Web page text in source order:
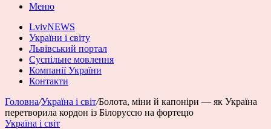
Меню
LvivNEWS
України і світу
Львівський портал
Суспільне мовлення
Компанії України
Контакти
Головна/Україна і світ/Болота, міни й капоніри — як Україна
перетворила кордон із Білоруссю на фортецю
Україна і світ